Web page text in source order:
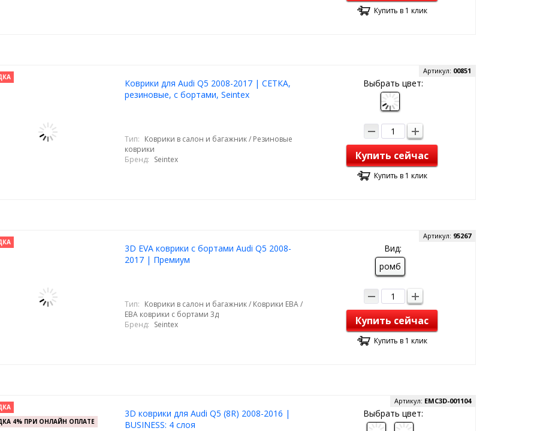
Купить в 1 клик
Коврики для Audi Q5 2008-2017 | СЕТКА,
резиновые, с бортами, Seintex
Артикул: 00851
Тип: Коврики в салон и багажник / Резиновые
коврики
Бренд: Seintex
Выбрать цвет:
Купить сейчас
Купить в 1 клик
3D EVA коврики с бортами Audi Q5 2008-
2017 | Премиум
Артикул: 95267
Тип: Коврики в салон и багажник / Коврики ЕВА /
ЕВА коврики с бортами 3д
Бренд: Seintex
Вид:
ромб
Купить сейчас
Купить в 1 клик
4% ПРИ ОНЛАЙН ОПЛАТЕ
3D коврики для Audi Q5 (8R) 2008-2016 |
BUSINESS: 4 слоя
Артикул: EMC3D-001104
Выбрать цвет: